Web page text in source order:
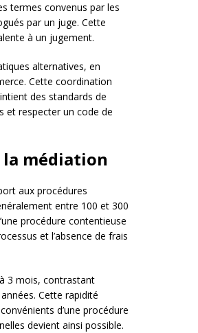
termes convenus par les
par un juge. Cette
à un jugement.
alternatives, en
Cette coordination
des standards de
et respecter un code de
médiation
aux procédures
entre 100 et 300
procédure contentieuse
et l’absence de frais
3 mois, contrastant
Cette rapidité
d’une procédure
devient ainsi possible.